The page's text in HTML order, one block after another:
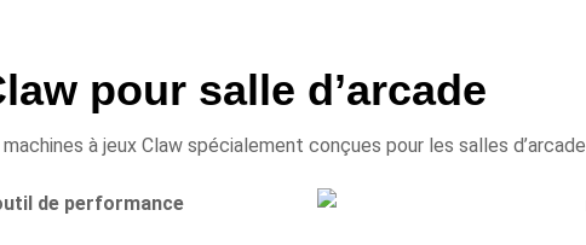
pour salle d’arcade
à jeux Claw spécialement conçues pour les salles
de performance